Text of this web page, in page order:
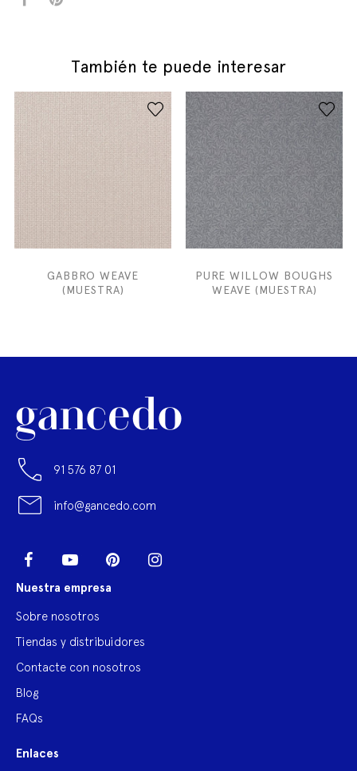
También te puede interesar
GABBRO WEAVE
(MUESTRA)
PURE WILLOW BOUGHS
WEAVE (MUESTRA)
91 576 87 01
info@gancedo.com
Facebook YouTube Pinterest
Nuestra empresa
Sobre nosotros
Tiendas y distribuidores
Contacte con nosotros
Blog
FAQs
Enlaces